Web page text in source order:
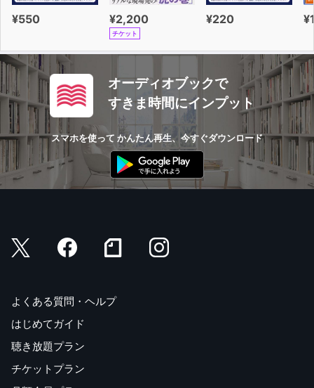
¥550 ¥2,200
チケット
¥220
オーディオブックで
すきま時間にインプット
スマホを使って かんたん再生、今すぐダウンロード
よくある質問・ヘルプ
はじめてガイド
聴き放題プラン
チケットプラン